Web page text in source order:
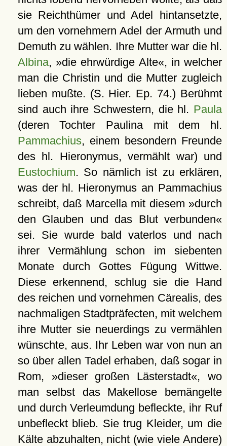
sie Reichthümer und Adel hintansetzte,
um den vornehmern Adel der Armuth und
Demuth zu wählen. Ihre Mutter war die hl.
Albina, »die ehrwürdige Alte«, in welcher
man die Christin und die Mutter zugleich
lieben mußte. (S. Hier. Ep. 74.) Berühmt
sind auch ihre Schwestern, die hl. Paula
(deren Tochter Paulina mit dem hl.
Pammachius, einem besondern Freunde
des hl. Hieronymus, vermählt war) und
Eustochium. So nämlich ist zu erklären,
was der hl. Hieronymus an Pammachius
schreibt, daß Marcella mit diesem »durch
den Glauben und das Blut verbunden«
sei. Sie wurde bald vaterlos und nach
ihrer Vermählung schon im siebenten
Monate durch Gottes Fügung Wittwe.
Diese erkennend, schlug sie die Hand
des reichen und vornehmen Cärealis, des
nachmaligen Stadtpräfecten, mit welchem
ihre Mutter sie neuerdings zu vermählen
wünschte, aus. Ihr Leben war von nun an
so über allen Tadel erhaben, daß sogar in
Rom, »dieser großen Lästerstadt«, wo
man selbst das Makellose bemängelte
und durch Verleumdung befleckte, ihr Ruf
unbefleckt blieb. Sie trug Kleider, um die
Kälte abzuhalten, nicht (wie viele Andere)